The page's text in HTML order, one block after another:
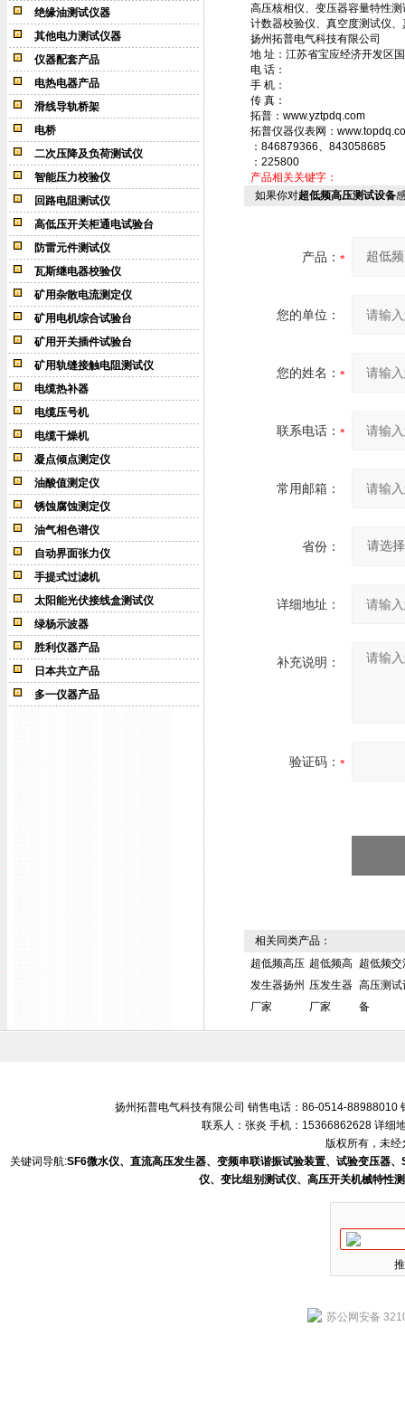
绝缘油测试仪器
其他电力测试仪器
仪器配套产品
电热电器产品
滑线导轨桥架
电桥
二次压降及负荷测试仪
智能压力校验仪
回路电阻测试仪
高低压开关柜通电试验台
防雷元件测试仪
瓦斯继电器校验仪
矿用杂散电流测定仪
矿用电机综合试验台
矿用开关插件试验台
矿用轨缝接触电阻测试仪
电缆热补器
电缆压号机
电缆干燥机
凝点倾点测定仪
油酸值测定仪
锈蚀腐蚀测定仪
油气相色谱仪
自动界面张力仪
手提式过滤机
太阳能光伏接线盒测试仪
绿杨示波器
胜利仪器产品
日本共立产品
多一仪器产品
高压核相仪、变压器容量特性
计数器校验仪、真空度测试仪
扬州拓普电气科技有限公司
地 址：江苏省宝应经济开发区
电 话：
手 机：
传 真：
拓普：www.yztpdq.com
拓普仪器仪表网：
：846879366、843058685
：225800
产品相关关键字：
如果你对超低频高压测试设备
产品：
您的单位：
您的姓名：
联系电话：
常用邮箱：
省份：
详细地址：
补充说明：
验证码：
相关同类产品：
超低频高压
发生器扬州
厂家
超低频高
压发生器
厂家
超低频交
高压测试
备
扬州拓普电气科技有限公司 销售电话：86-0514-88988010
联系人：张炎 手机：15366862628 详细
版权所有，未
关键词导航:SF6微水仪、直流高压发生器、变频串联谐振试验装置、试验变压器
仪、变比组别测试仪、高压开关机械特性
苏公网安备